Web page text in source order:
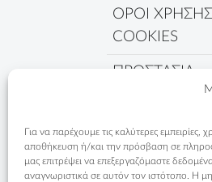
Για να παρέχουμε τις καλύτερες
αποθήκευση ή/και την πρόσβαση σε
μας επιτρέψει να επεξεργαζόμαστε
αναγνωριστικά σε αυτόν τον ιστότοπο. Η
ΟΡΟΙ
COOKIES
ΠΡΟΣΤΑΣΙΑ
ΔΕΔΟΜΕΝΩΝ
ΠΟΛΙΤΙΚΗ